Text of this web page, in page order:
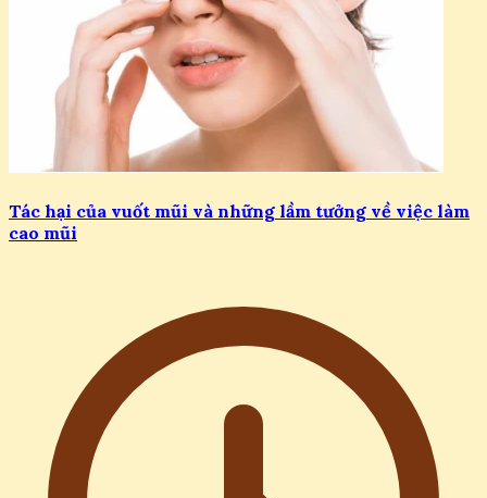
Tác hại của vuốt mũi và những lầm tưởng về việc làm
cao mũi